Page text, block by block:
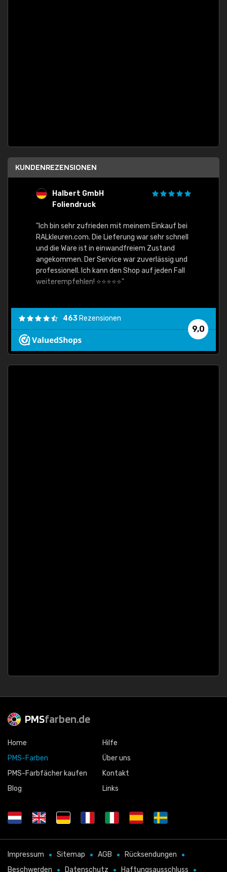
KUNDENREZENSIONEN
Halbert GmbH
Foliendruck
"Ich bin sehr zufrieden mit meinem Einkauf bei
RALkleuren.com. Die Lieferung war sehr schnell
und die Ware ist in einwandfreiem Zustand
angekommen. Der Service war zuverlässig und
professionell. Ich kann den Shop auf jeden Fall
weiterempfehlen! ⭐⭐⭐⭐⭐"
9,0
463 Rezensionen
PMSfarben.de
Home
PMS-Farben
PMS-Farbfächer kaufen
Blog
Hilfe
Über uns
Kontakt
Links
Impressum Sitemap AGB
Rücksendungen
Beschwerden
Datenschutz Haftungsausschluss